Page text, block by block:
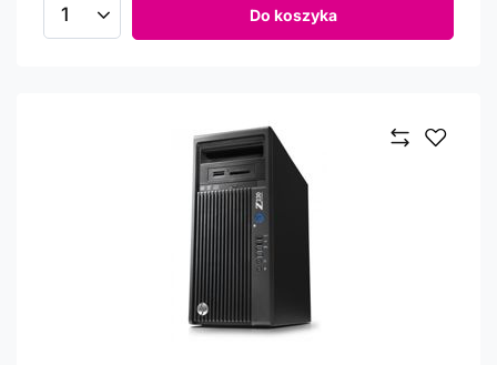
Ilość produktów Do koszyka